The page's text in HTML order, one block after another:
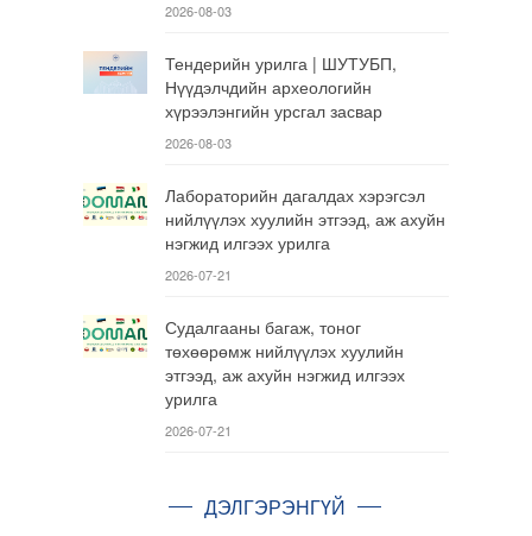
2026-08-03
Тендерийн урилга | ШУТУБП,
Нүүдэлчдийн археологийн
хүрээлэнгийн урсгал засвар
2026-08-03
Лабораторийн дагалдах хэрэгсэл
нийлүүлэх хуулийн этгээд, аж ахуйн
нэгжид илгээх урилга
2026-07-21
Судалгааны багаж, тоног
төхөөрөмж нийлүүлэх хуулийн
этгээд, аж ахуйн нэгжид илгээх
урилга
2026-07-21
ДЭЛГЭРЭНГҮЙ